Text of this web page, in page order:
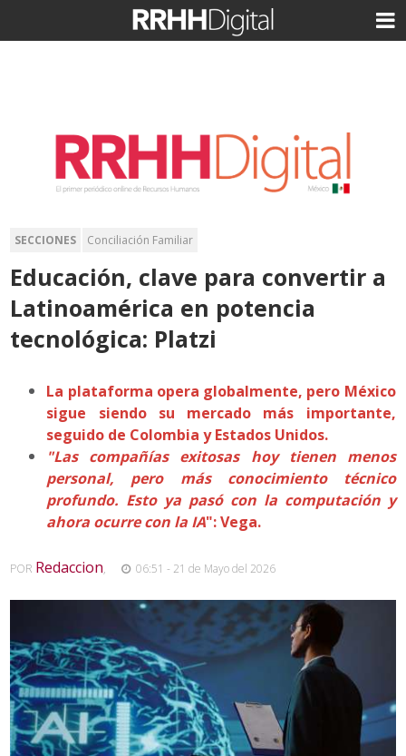
SECCIONES Conciliación Familiar
Educación, clave para convertir a
Latinoamérica en potencia
tecnológica: Platzi
La plataforma opera globalmente, pero México
sigue siendo su mercado más importante,
seguido de Colombia y Estados Unidos.
"Las compañías exitosas hoy tienen menos
personal, pero más conocimiento técnico
profundo. Esto ya pasó con la computación y
ahora ocurre con la IA": Vega.
POR Redaccion, 06:51 - 21 de Mayo del 2026